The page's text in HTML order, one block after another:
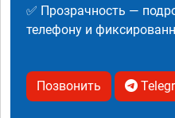
✅ Прозрачность —
телефону и
Позвонить